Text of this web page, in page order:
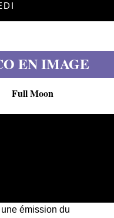
EN IMAGE
Full Moon
émission du